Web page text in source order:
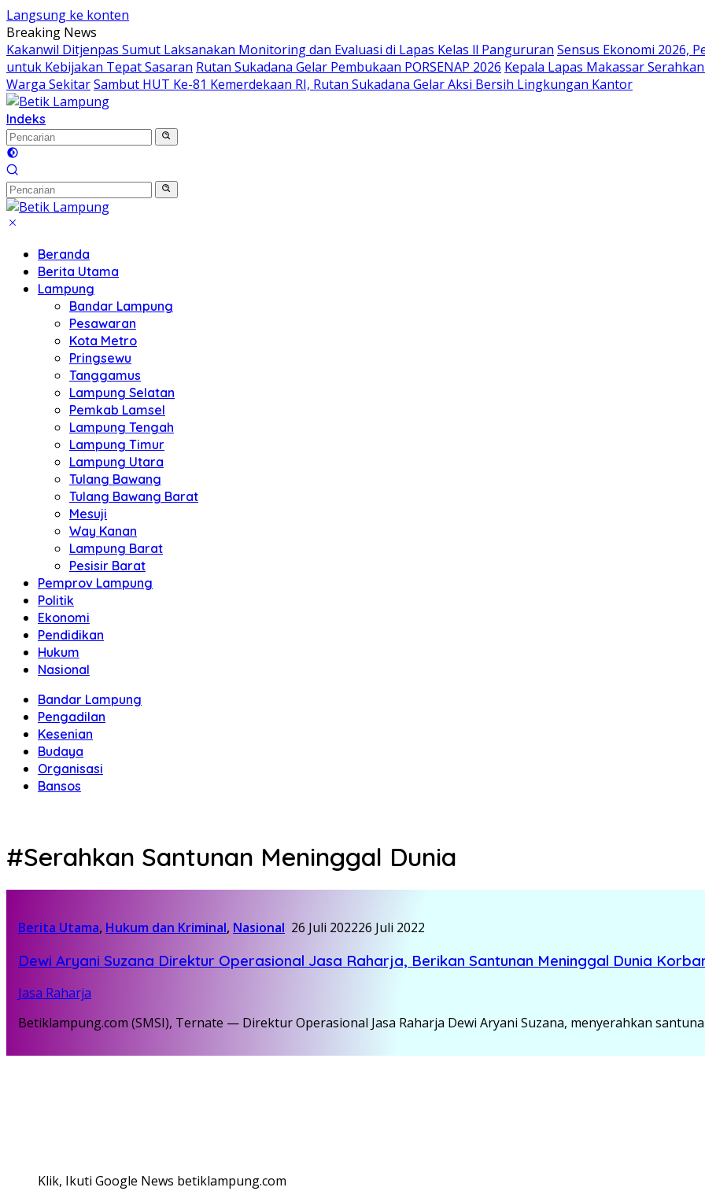
Langsung ke konten
Breaking News
Kakanwil Ditjenpas Sumut Laksanakan Monitoring dan Evaluasi di Lapas Kelas ll Pangururan Sensus Ekonomi 2026,
untuk Kebijakan Tepat Sasaran Rutan Sukadana Gelar Pembukaan PORSENAP 2026 Kepala Lapas Makassar
Warga SekitarSambut HUT Ke-81 Kemerdekaan RI, Rutan Sukadana Gelar Aksi Bersih Lingkungan Kantor
Indeks
Beranda
Berita Utama
Lampung
Bandar Lampung
Pesawaran
Kota Metro
Pringsewu
Tanggamus
Lampung Selatan
Pemkab Lamsel
Lampung Tengah
Lampung Timur
Lampung Utara
Tulang Bawang
Tulang Bawang Barat
Mesuji
Way Kanan
Lampung Barat
Pesisir Barat
Pemprov Lampung
Politik
Ekonomi
Pendidikan
Hukum
Nasional
Bandar Lampung
Pengadilan
Kesenian
Budaya
Organisasi
Bansos
#Serahkan Santunan Meninggal Dunia
Berita Utama, Hukum dan Kriminal, Nasional 26 Juli 202226 Juli 2022
Dewi Aryani Suzana Direktur Operasional Jasa Raharja, Berikan Santunan Meninggal Dunia
Jasa Raharja
Betiklampung.com (SMSI), Ternate — Direktur Operasional Jasa Raharja Dewi Aryani Suzana, menyerahkan
Klik, Ikuti Google News betiklampung.com